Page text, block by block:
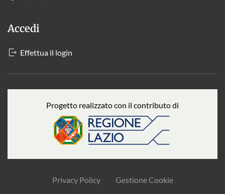
Accedi
Effettua il login
Progetto realizzato con il contributo di
Privacy Policy Gestione Cookie